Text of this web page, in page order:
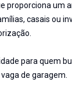
proporciona um
casais ou
para quem
de garagem.